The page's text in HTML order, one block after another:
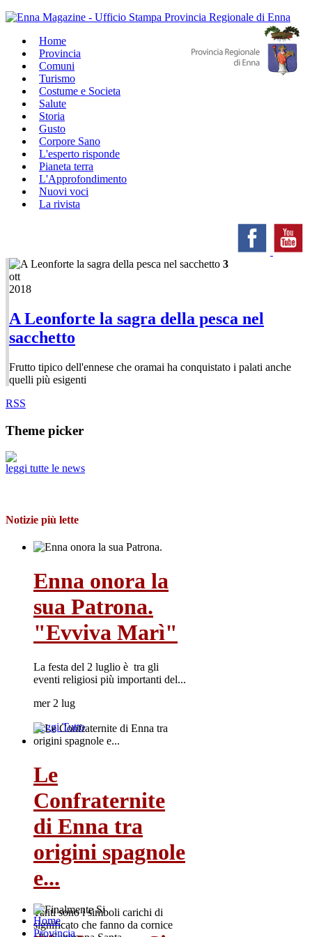
Home
Provincia
Comuni
Turismo
Costume e Societa
Salute
Storia
Gusto
Corpore Sano
L'esperto risponde
Pianeta terra
L'Approfondimento
Nuovi voci
La rivista
3
ott
2018
A Leonforte la sagra della pesca nel
sacchetto
Frutto tipico dell'ennese che oramai ha conquistato i palati anche
quelli più esigenti
RSS
Theme picker
leggi tutte le news
Notizie più lette
Enna onora la
sua Patrona.
"Evviva Marì"
La festa del 2 luglio è tra gli
eventi religiosi più importanti del...
mer 2 lug
Leggi Tutto
Le
Confraternite
di Enna tra
origini spagnole
e...
Tanti sono i simboli carichi di
significato che fanno da cornice
Home
Provincia